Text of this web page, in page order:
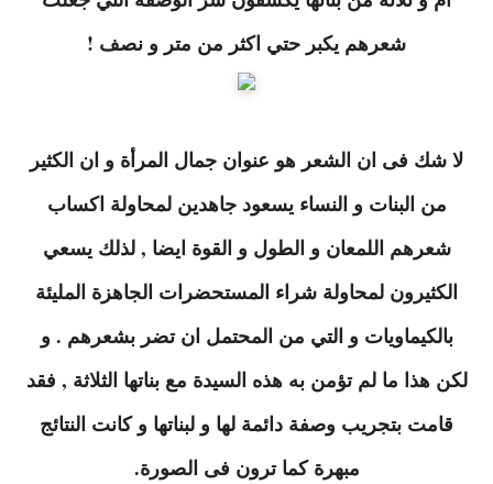
شعرهم يكبر حتي اكثر من متر و نصف !
لا شك فى ان الشعر هو عنوان جمال المرأة و ان الكثير
من البنات و النساء يسعود جاهدين لمحاولة اكساب
شعرهم اللمعان و الطول و القوة ايضا , لذلك يسعي
الكثيرون لمحاولة شراء المستحضرات الجاهزة المليئة
بالكيماويات و التي من المحتمل ان تضر بشعرهم . و
لكن هذا ما لم تؤمن به هذه السيدة مع بناتها الثلاثة , فقد
قامت بتجريب وصفة دائمة لها و لبناتها و كانت النتائج
مبهرة كما ترون فى الصورة.